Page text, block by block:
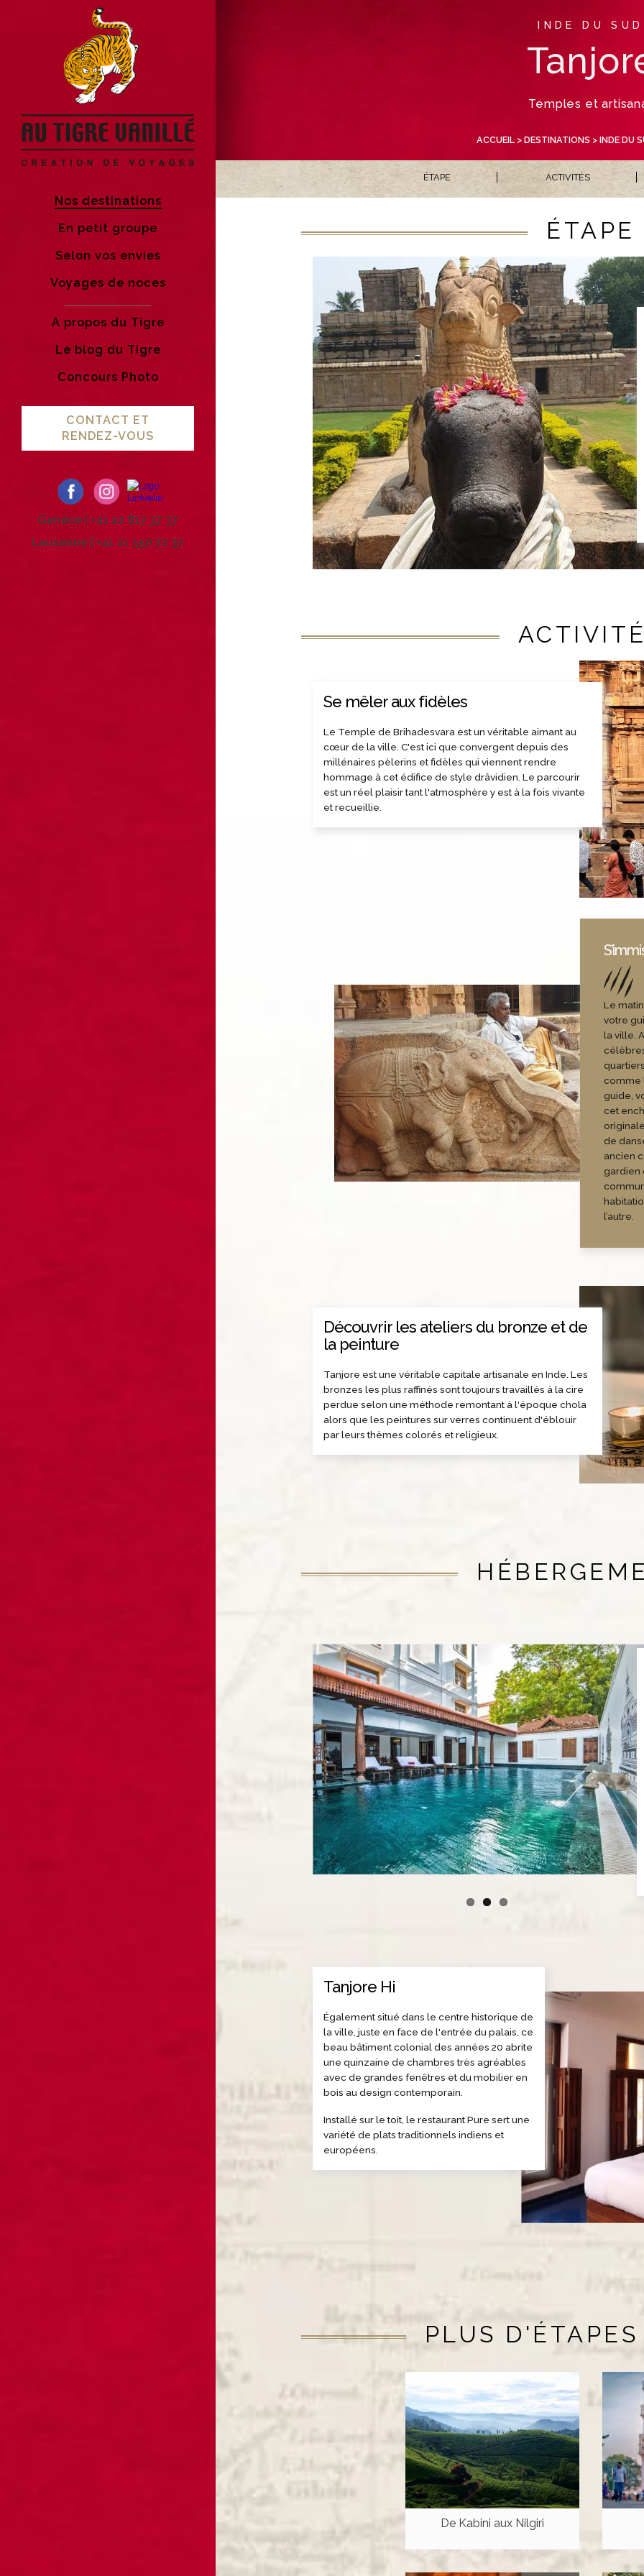
Nos destinations
En petit groupe
Selon vos envies
Voyages de noces
A propos du Tigre
Le blog du Tigre
Concours Photo
CONTACT ET
RENDEZ-VOUS
Genève | +41 22 817 37 37
Lausanne | +41 21 550 72 37
INDE DU SUD
Temples et
ACCUEIL> DESTINATIONS > INDE DU
ÉTAPE ACTIVITÉS
ÉTAPE
Se mêler aux fidèles
Le Temple de Brihadesvara est un véritable aimant au
cœur de la ville. C'est ici que convergent depuis des
millénaires pèlerins et fidèles qui viennent rendre
hommage à cet édifice de style drâvidien. Le parcourir
est un réel plaisir tant l'atmosphère y est à la fois vivante
et recueillie.
Le
votre
la ville.
comme
guide,
cet
de
ancien
gardien
l’autre.
Découvrir les ateliers du bronze et de
la peinture
Tanjore est une véritable capitale artisanale en Inde. Les
bronzes les plus raffinés sont toujours travaillés à la cire
perdue selon une méthode remontant à l'époque chola
alors que les peintures sur verres continuent d'éblouir
par leurs thèmes colorés et religieux.
Tanjore Hi
Également situé dans le centre historique de
la ville, juste en face de l'entrée du palais, ce
beau bâtiment colonial des années 20 abrite
une quinzaine de chambres très agréables
avec de grandes fenêtres et du mobilier en
bois au design contemporain.
Installé sur le toit, le restaurant Pure sert une
variété de plats traditionnels indiens et
européens.
PLUS
De Kabini aux Nilgiri